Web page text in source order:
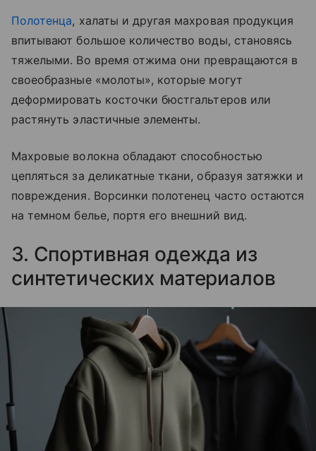
Полотенца, халаты и другая махровая продукция
впитывают большое количество воды, становясь
тяжелыми. Во время отжима они превращаются в
своеобразные «молоты», которые могут
деформировать косточки бюстгальтеров или
растянуть эластичные элементы.
Махровые волокна обладают способностью
цепляться за деликатные ткани, образуя затяжки и
повреждения. Ворсинки полотенец часто остаются
на темном белье, портя его внешний вид.
3. Спортивная одежда из
синтетических материалов